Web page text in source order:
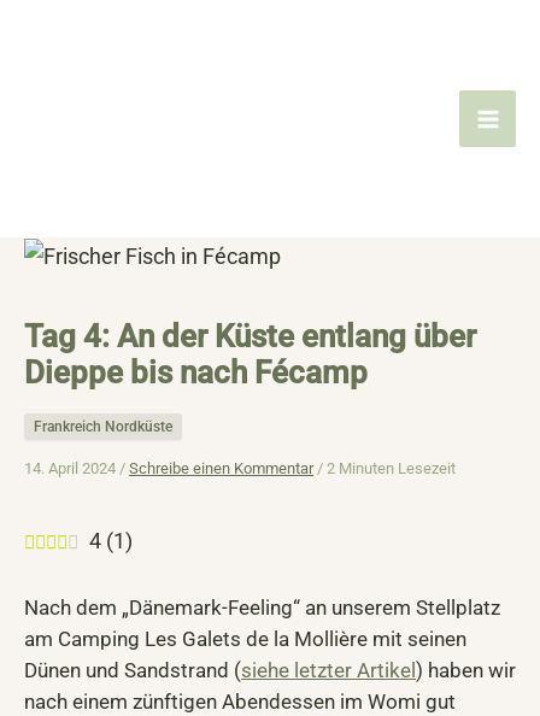
Tag 4: An der Küste entlang über
Dieppe bis nach Fécamp
Frankreich Nordküste
14. April 2024 / Schreibe einen Kommentar / 2 Minuten Lesezeit
4 (1)
Nach dem „Dänemark-Feeling“ an unserem Stellplatz
am Camping Les Galets de la Mollière mit seinen
Dünen und Sandstrand (siehe letzter Artikel ) haben wir
nach einem zünftigen Abendessen im Womi gut